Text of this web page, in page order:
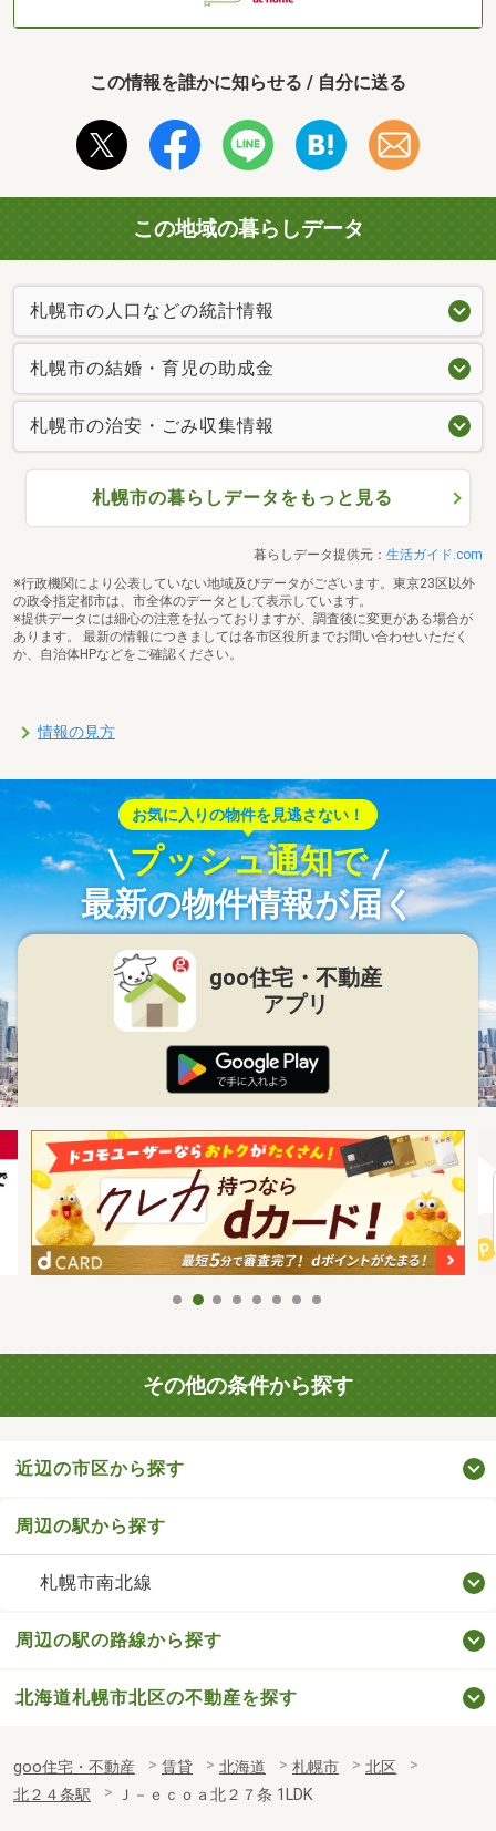
この情報を誰かに知らせる / 自分に送る
この地域の暮らしデータ
札幌市の人口などの統計情報
札幌市の結婚・育児の助成金
札幌市の治安・ごみ収集情報
札幌市の暮らしデータをもっと見る
暮らしデータ提供元： 生活ガイド.com
※行政機関により公表していない地域及びデータがございます。東京23区以外
の政令指定都市は、市全体のデータとして表示しています。
※提供データには細心の注意を払っておりますが、調査後に変更がある場合が
あります。 最新の情報につきましては各市区役所までお問い合わせいただく
か、自治体HPなどをご確認ください。
情報の見方
お気に入りの物件を見逃さない！
プッシュ通知で
最新の物件情報が届く
goo住宅・不動産
アプリ
その他の条件から探す
近辺の市区から探す
周辺の駅から探す
札幌市南北線
周辺の駅の路線から探す
北海道札幌市北区の不動産を探す
goo住宅・不動産 賃貸 北海道 札幌市
北区
北２４条駅
Ｊ－ｅｃｏａ北２７条 1LDK